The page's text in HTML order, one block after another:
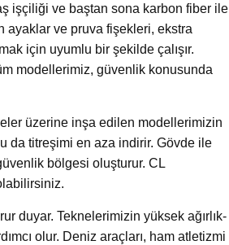
işçiliği ve baştan sona karbon fiber ile
ayaklar ve pruva fişekleri, ekstra
için uyumlu bir şekilde çalışır.
modellerimiz, güvenlik konusunda
üzerine inşa edilen modellerimizin
da titreşimi en aza indirir. Gövde ile
bölgesi oluşturur. CL
duyar. Teknelerimizin yüksek ağırlık-
olur. Deniz araçları, ham atletizmi